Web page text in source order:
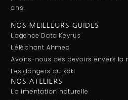
ans.
NOS MEILLEURS GUIDES
L'agence Data Keyrus
L'éléphant Ahmed
Avons-nous des devoirs envers la
Les dangers du kaki
NOS ATELIERS
L'alimentation naturelle